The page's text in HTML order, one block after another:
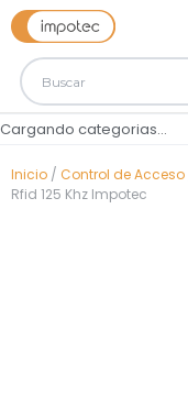
Cargando categorias...
Inicio / Control de Acceso
Rfid 125 Khz Impotec